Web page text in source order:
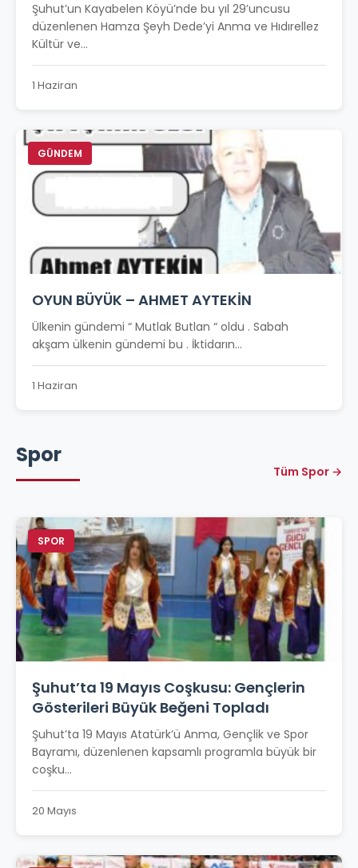
Şuhut’un Kayabelen Köyü’nde bu yıl 29’uncusu
düzenlenen Hamza Şeyh Dede’yi Anma ve Hıdırellez
Kültür ve...
1 Haziran
GÜNDEM
OYUN BÜYÜK – AHMET AYTEKİN
Ülkenin gündemi “ Mutlak Butlan “ oldu . Sabah
akşam ülkenin gündemi bu . İktidarın...
1 Haziran
Spor
Tüm Spor →
SPOR
Şuhut’ta 19 Mayıs Coşkusu: Gençlerin
Gösterileri Büyük Beğeni Topladı
Şuhut’ta 19 Mayıs Atatürk’ü Anma, Gençlik ve Spor
Bayramı, düzenlenen kapsamlı programla büyük bir
coşku...
20 Mayıs